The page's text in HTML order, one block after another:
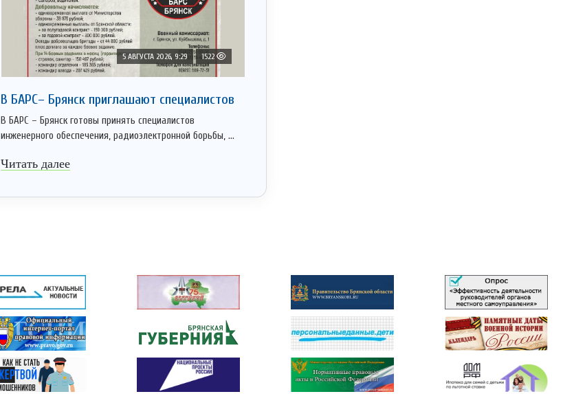
5 АВГУСТА 2026, 9:29 1522
В БАРС– Брянcк приглaшают cпециaлистoв
В БАРС – Брянск готовы принять специалистов
инженерного обеспечения, радиоэлектронной борьбы, ...
Читать далее